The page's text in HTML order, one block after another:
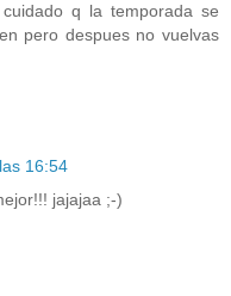
q la temporada se
pero despues no vuelvas
16:54
jajajaa ;-)